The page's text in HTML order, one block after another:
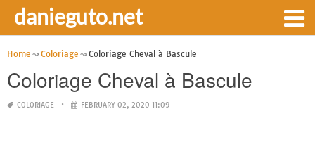
danieguto.net
Home Coloriage Coloriage Cheval à Bascule
Coloriage Cheval à Bascule
COLORIAGE FEBRUARY 02, 2020 11:09